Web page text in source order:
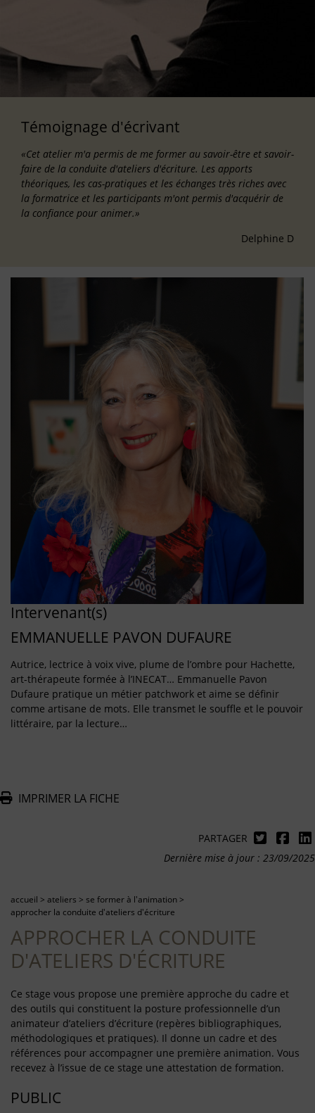
Témoignage d'écrivant
«Cet atelier m'a permis de me former au savoir-être et savoir-
faire de la conduite d'ateliers d'écriture. Les apports
théoriques, les cas-pratiques et les échanges très riches avec
la formatrice et les participants m'ont permis d'acquérir de
la confiance pour animer.»
Delphine D
Intervenant(s)
EMMANUELLE PAVON DUFAURE
Autrice, lectrice à voix vive, plume de l’ombre pour Hachette,
art-thérapeute formée à l’INECAT… Emmanuelle Pavon
Dufaure pratique un métier patchwork et aime se définir
comme artisane de mots. Elle transmet le souffle et le pouvoir
littéraire, par la lecture…
IMPRIMER LA FICHE
PARTAGER
Dernière mise à jour : 23/09/2025
accueil > ateliers > se former à l'animation>
approcher la conduite d'ateliers d'écriture
APPROCHER LA CONDUITE
D'ATELIERS D'ÉCRITURE
Ce stage vous propose une première approche du cadre et
des outils qui constituent la posture professionnelle d’un
animateur d’ateliers d’écriture (repères bibliographiques,
méthodologiques et pratiques). Il donne un cadre et des
références pour accompagner une première animation. Vous
recevez à l’issue de ce stage une attestation de formation.
PUBLIC